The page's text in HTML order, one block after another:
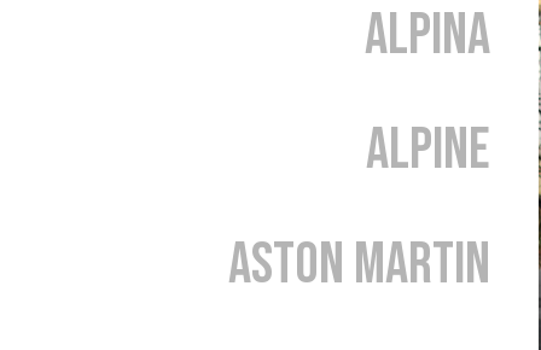
Alpina
Alpine
Aston Martin